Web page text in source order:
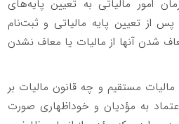
امور مالیاتی به تعیین پایه‌های
از تعیین پایه مالیاتی و ثبت‌نام
شدن آنها از مالیات یا معاف نشدن
مستقیم و چه قانون مالیات بر
به مؤدیان و خوداظهاری صورت